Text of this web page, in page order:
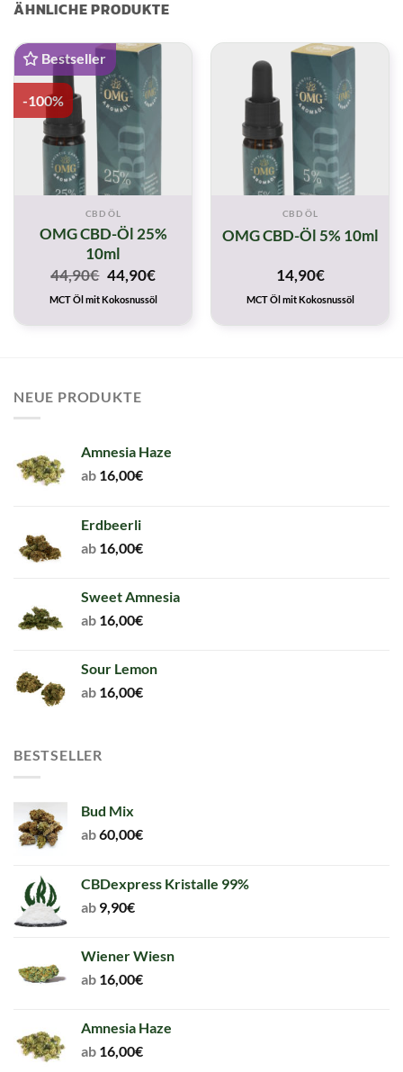
ÄHNLICHE PRODUKTE
-100%
Bestseller
CBD ÖL
OMG CBD-Öl 25%
10ml
44,90€ Original
price
was:
44,90€Current
is:
MCT Öl mit Kokosnussöl
CBD ÖL
OMG CBD-Öl 5% 10ml
14,90€
MCT Öl mit Kokosnussöl
NEUE PRODUKTE
Amnesia Haze
ab 16,00€
Erdbeerli
ab 16,00€
Sweet Amnesia
ab 16,00€
Sour Lemon
ab 16,00€
BESTSELLER
Bud Mix
ab60,00€
CBDexpress Kristalle 99%
ab 9,90€
Wiener Wiesn
ab 16,00€
Amnesia Haze
ab 16,00€